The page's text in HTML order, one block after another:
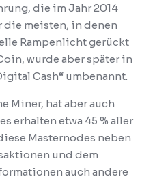
die im Jahr 2014
die meisten, in denen
Rampenlicht gerückt
wurde aber später in
Cash“ umbenannt.
Miner, hat aber auch
erhalten etwa 45 % aller
Masternodes neben
und dem
auch andere